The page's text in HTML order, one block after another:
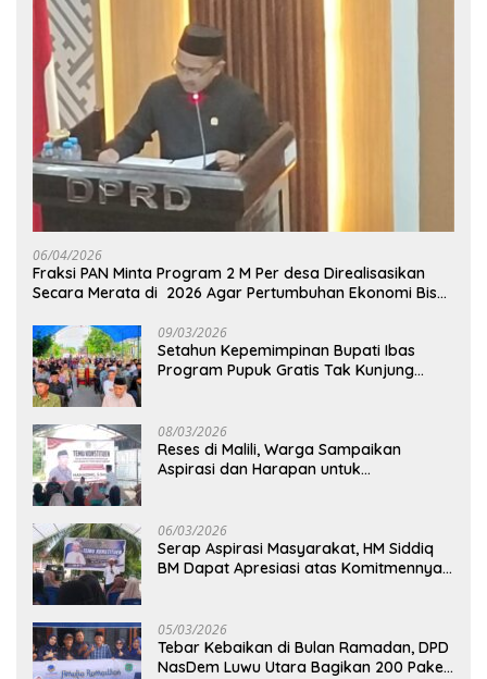
06/04/2026
Fraksi PAN Minta Program 2 M Per desa Direalisasikan
Secara Merata di 2026 Agar Pertumbuhan Ekonomi Bisa
09/03/2026
Setahun Kepemimpinan Bupati Ibas
Program Pupuk Gratis Tak Kunjung
08/03/2026
Reses di Malili, Warga Sampaikan
Aspirasi dan Harapan untuk
06/03/2026
Serap Aspirasi Masyarakat, HM Siddiq
BM Dapat Apresiasi atas Komitmennya
05/03/2026
Tebar Kebaikan di Bulan Ramadan, DPD
NasDem Luwu Utara Bagikan 200 Paket